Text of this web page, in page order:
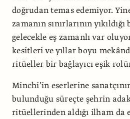
doğrudan temas edemiyor.
zamanın sınırlarının
gelecekle eş zamanlı var
kesitleri ve yıllar boyu
ritüeller bir bağlayıcı eşik
Minchi’in eserlerine
bulunduğu süreçte şehrin
ritüellerinden aldığı ilham da